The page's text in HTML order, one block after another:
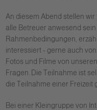
An diesem Abend stellen
alle Betreuer anwesend
Rahmenbedingungen,
interessiert - gerne auch
Fotos und Filme von
Fragen. Die Teilnahme ist
die Teilnahme einer Freizeit
Bei einer Kleingruppe von